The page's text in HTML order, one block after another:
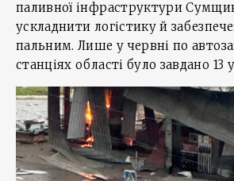
паливної інфраструктури
ускладнити логістику й
пальним. Лише у червні по
станціях області було завдано 13